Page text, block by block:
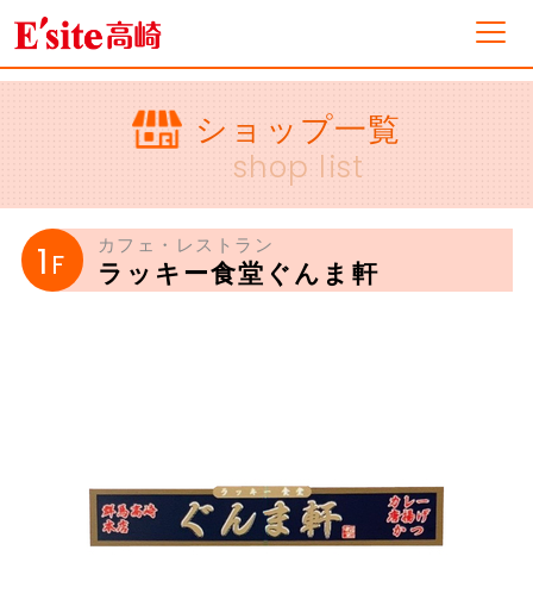
フロアガイド
ショップ一覧
イベント&ニュース
採用情報
ショップ一覧
shop list
1 F
カフェ・レストラン
ラッキー食堂ぐんま軒